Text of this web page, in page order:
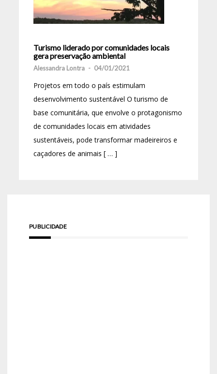
Turismo liderado por comunidades locais
gera preservação ambiental
Alessandra Lontra - 04/01/2021
Projetos em todo o país estimulam
desenvolvimento sustentável O turismo de
base comunitária, que envolve o protagonismo
de comunidades locais em atividades
sustentáveis, pode transformar madeireiros e
caçadores de animais [ … ]
PUBLICIDADE